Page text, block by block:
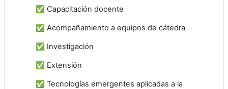
✅ Capacitación docente
✅ Acompañamiento a equipos de cátedra
✅ Investigación
✅ Extensión
✅ Tecnologías emergentes aplicadas a la